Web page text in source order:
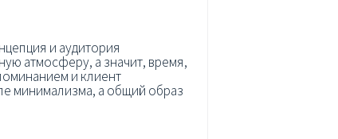
и аудитория
атмосферу, а значит, время,
и клиент
минимализма, а общий образ